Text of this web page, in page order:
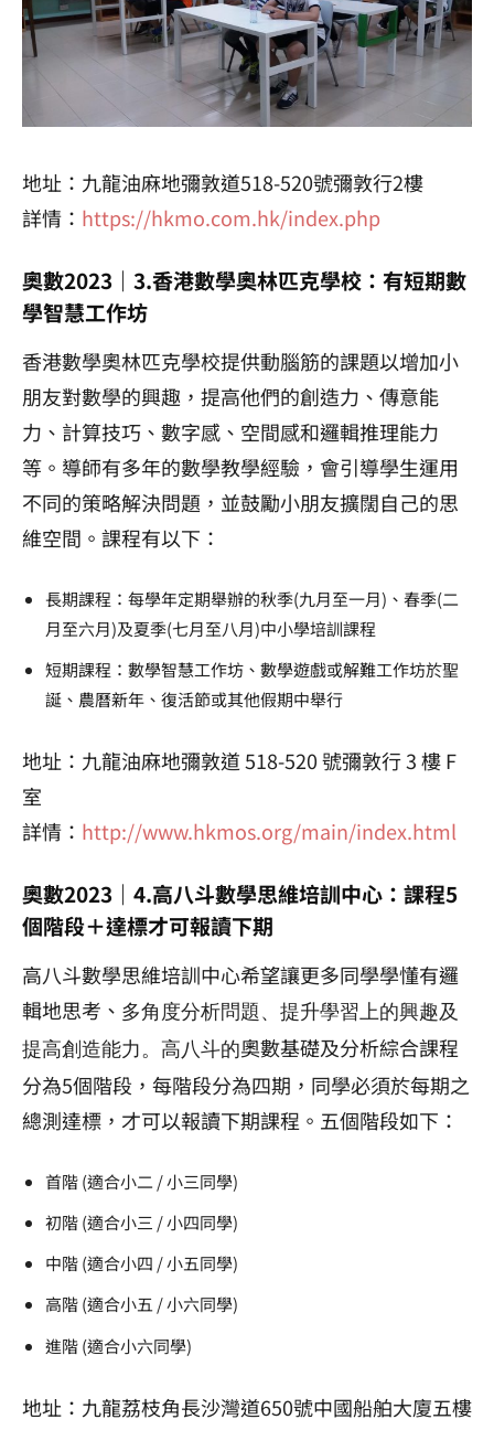
地址：九龍油麻地彌敦道518-520號彌敦行2樓
詳情： https://hkmo.com.hk/index.php
奧數2023｜3.香港數學奧林匹克學校：有短期數
學智慧工作坊
香港數學奧林匹克學校提供動腦筋的課題以增加小
朋友對數學的興趣，提高他們的創造力、傳意能
力、計算技巧、數字感、空間感和邏輯推理能力
等。導師有多年的數學教學經驗，會引導學生運用
不同的策略解決問題，並鼓勵小朋友擴闊自己的思
維空間。課程有以下：
長期課程：每學年定期舉辦的秋季(九月至一月)、春季(二
月至六月)及夏季(七月至八月)中小學培訓課程
短期課程：數學智慧工作坊、數學遊戲或解難工作坊於聖
誕、農曆新年、復活節或其他假期中舉行
地址：九龍油麻地彌敦道 518-520 號彌敦行 3 樓 F
室
詳情： http://www.hkmos.org/main/index.html
奧數2023｜4.高八斗數學思維培訓中心：課程5
個階段＋達標才可報讀下期
高八斗數學思維培訓中心希望讓更多同學學懂有邏
輯地思考、 多角度分析問題、提升學習上的興趣及
提高創造能力。高八斗的奧數基礎及分析綜合課程
分為5個階段，每階段分為四期，同學必須於每期之
總測達標，才可以報讀下期課程。五個階段如下：
首階 (適合小二 / 小三同學)
初階 (適合小三 / 小四同學)
中階 (適合小四 / 小五同學)
高階 (適合小五 / 小六同學)
進階 (適合小六同學)
地址：九龍荔枝角長沙灣道650號中國船舶大廈五樓